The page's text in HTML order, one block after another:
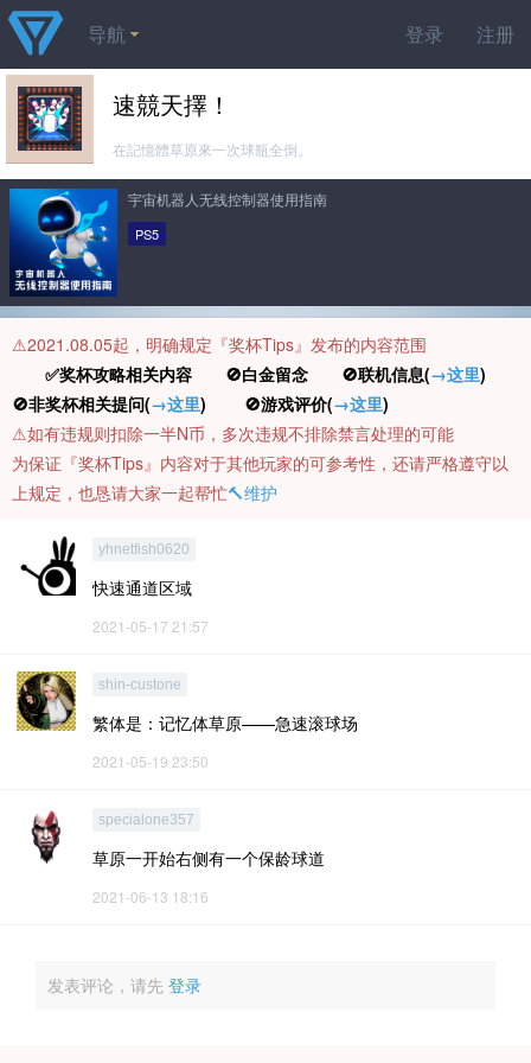
登录 注册
导航
速競天擇！
在記憶體草原來一次球瓶全倒。
宇宙机器人无线控制器使用指南
PS5
⚠️2021.08.05起，明确规定『奖杯Tips』发布的内容范围
✅奖杯攻略相关内容 🚫白金留念 🚫联机信息(→这里)
🚫非奖杯相关提问(→这里) 🚫游戏评价(→这里)
⚠️如有违规则扣除一半N币，多次违规不排除禁言处理的可能
为保证『奖杯Tips』内容对于其他玩家的可参考性，还请严格遵守以
上规定，也恳请大家一起帮忙🔨维护
yhnetfish0620
快速通道区域
2021-05-17 21:57
shin-custone
繁体是：记忆体草原——急速滚球场
2021-05-19 23:50
specialone357
草原一开始右侧有一个保龄球道
2021-06-13 18:16
发表评论，请先 登录